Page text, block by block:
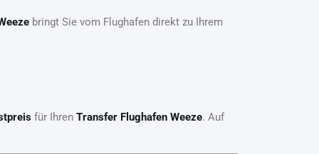
bringt Sie vom Flughafen direkt zu Ihrem
für Ihren Transfer Flughafen Weeze. Auf